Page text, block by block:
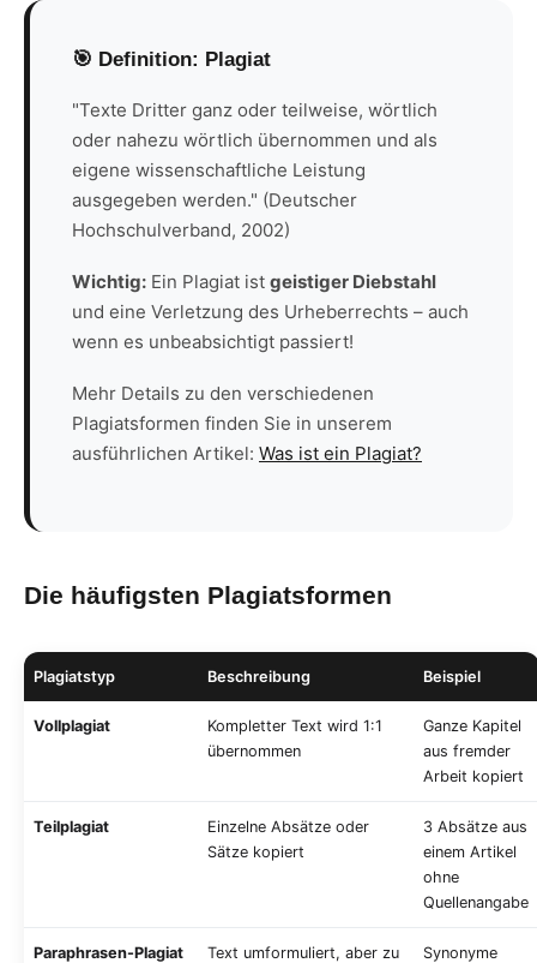
🎯 Definition: Plagiat
"Texte Dritter ganz oder teilweise, wörtlich
oder nahezu wörtlich übernommen und als
eigene wissenschaftliche Leistung
ausgegeben werden." (Deutscher
Hochschulverband, 2002)
Wichtig: Ein Plagiat ist geistiger Diebstahl
und eine Verletzung des Urheberrechts – auch
wenn es unbeabsichtigt passiert!
Mehr Details zu den verschiedenen
Plagiatsformen finden Sie in unserem
ausführlichen Artikel: Was ist ein Plagiat?
Die häufigsten Plagiatsformen
Plagiatstyp Beschreibung Beispiel
Vollplagiat
Kompletter Text wird 1:1
übernommen
Ganze Kapitel
aus fremder
Arbeit kopiert
Teilplagiat
Einzelne Absätze oder
Sätze kopiert
3 Absätze aus
einem Artikel
ohne
Quellenangabe
Paraphrasen-Plagiat
Text umformuliert, aber zu
Synonyme